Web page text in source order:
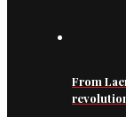
From